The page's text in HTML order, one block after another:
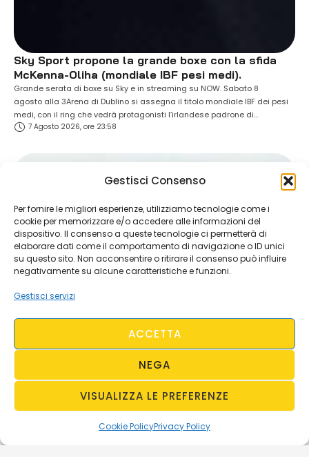
Gestisci Consenso
Per fornire le migliori esperienze, utilizziamo tecnologie come i
cookie per memorizzare e/o accedere alle informazioni del
dispositivo. Il consenso a queste tecnologie ci permetterà di
elaborare dati come il comportamento di navigazione o ID unici
su questo sito. Non acconsentire o ritirare il consenso può influire
negativamente su alcune caratteristiche e funzioni.
Gestisci servizi
ACCETTA
NEGA
VISUALIZZA LE PREFERENZE
Cookie PolicyPrivacy Policy
Sky Sport propone la grande boxe con la sfida
McKenna-Oliha (mondiale IBF pesi medi).
Grande serata di boxe su Sky e in streaming su NOW. Sabato 8
agosto alla 3Arena di Dublino si assegna il titolo mondiale IBF dei pesi
medi, con il ring che vedrà protagonisti l’irlandese padrone di
casa Aaron McKenna e l’azzurro Etinosa Oliha. Grande attesa per il
Chapo” - imbattuto come il suo avversario nella carriera …
7 Agosto 2026, ore 23:58